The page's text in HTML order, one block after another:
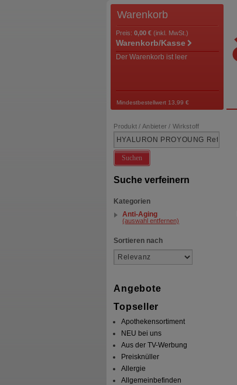
Warenkorb
Preis: 0,00 € (inkl. MwSt.)
Warenkorb/Kasse
Der Warenkorb ist leer
Mindestbestellwert 13,99 €
Produkt / Anbieter / Wirkstoff
Suchen
Suche verfeinern
Kategorien
Anti-Aging
(auswahl entfernen)
Sortieren nach
Angebote
Topseller
Apothekensortiment
NEU bei uns
Aus der TV-Werbung
Preisknüller
Allergie
Allgemeinbefinden